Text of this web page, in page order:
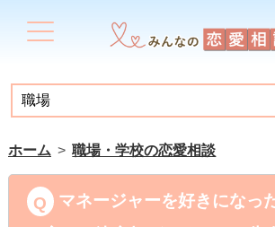
ホーム 職場・学校の恋愛相談
マネージャーを好きになっ